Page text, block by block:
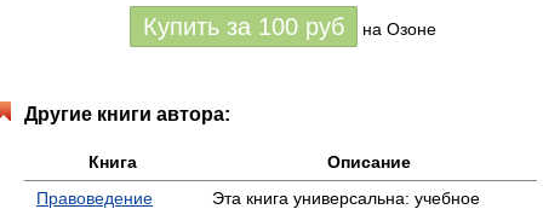
Купить за 100 руб на Озоне
Другие книги автора:
Книга
Описание
Правоведение
Эта книга универсальна: учебное